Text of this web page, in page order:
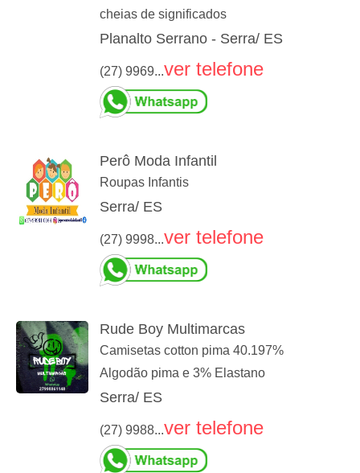
cheias de significados
Planalto Serrano - Serra/ ES
(27) 9969...ver telefone
Perô Moda Infantil
Roupas Infantis
Serra/ ES
(27) 9998...ver telefone
Rude Boy Multimarcas
Camisetas cotton pima 40.197%
Algodão pima e 3% Elastano
Serra/ ES
(27) 9988...ver telefone